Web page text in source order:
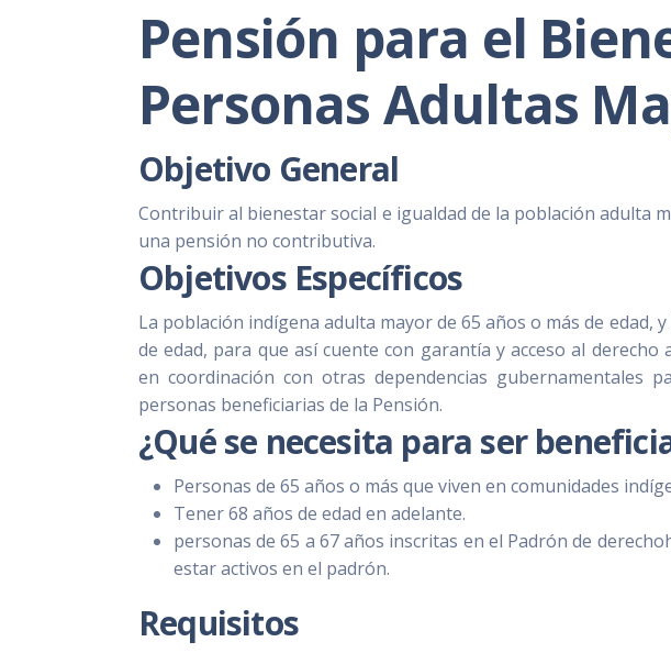
Pensión para el
Personas Adultas
Objetivo General
Contribuir al bienestar social e igualdad de la población adulta
una pensión no contributiva.
Objetivos Específicos
La población indígena adulta mayor de 65 años o más de edad,
de edad, para que así cuente con garantía y acceso al
en coordinación con otras dependencias gubernamentales
personas beneficiarias de la Pensión.
¿Qué se necesita para ser
Personas de 65 años o más que viven en comunidades
Tener 68 años de edad en adelante.
personas de 65 a 67 años inscritas en el Padrón de
estar activos en el padrón.
Requisitos